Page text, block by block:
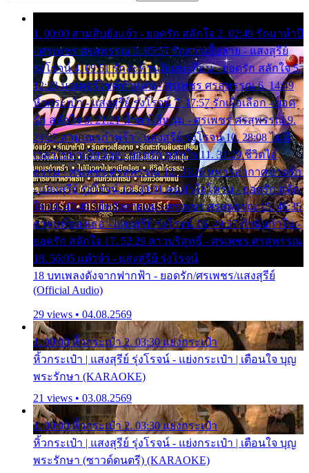
1. 00:00 สามสิบยังแจ๋ว - ยอดรัก สลักใจ 2. 02:49 รักมาห้าปี
- ศรเพชร ศรสุพรรณ 3. 05:57 รักสาวเสื้อลาย - แสงสุรีย์
รุ่งโรจน์ 4. 09:51 รักสะท้านดินสะเทือน - ยอดรัก สลักใจ 5.
12:23 มอเตอร์ไซค์ทำหล่น - ศรเพชร ศรสุพรรณ 6. 14:49
หิ้วกระเป๋า - แสงสุรีย์ รุ่งโรจน์ 7. 17:57 รักเผื่อเลือก - ยอด
รัก สลักใจ 8. 21:21 น้ำตาไอ้หนุ่ม - ศรเพชร ศรสุพรรณ 9.
24:27 สามเณรกำพร้า - แสงสุรีย์ รุ่งโรจน์ 10. 28:08 ไม่มี
เวลาไปหาเมียน้อย - ยอดรัก สลักใจ 11. 31:29 ชีวิตไอ้
ธรรม - ศรเพชร ศรสุพรรณ 12. 35:26 ทหารอากาศขาดรัก
- แสงสุรีย์ รุ่งโรจน์ 13. 39:01 คนหัวใจโทรม - ยอดรัก สลัก
ใจ 14. 42:49 ไอ้หวังตายแน่ - ศรเพชร ศรสุพรรณ 15. 46:35
ธาตุแท้ของเธอ - แสงสุรีย์ รุ่งโรจน์ 16. 49:57 กำนันกำใน -
ยอดรัก สลักใจ 17. 52:29 สาวบริสุทธิ์ - ศรเพชร ศรสุพรรณ
18. 56:05 แต๋วจ๋า - แสงสุรีย์ รุ่งโรจน์
18 บทเพลงดังจากฟากฟ้า - ยอดรัก/ศรเพชร/แสงสุรีย์
(Official Audio)
29 views • 04.08.2569
1. 00:00 หิ้วกระเป๋า 2. 03:30 แย่งกระเป๋า
หิ้วกระเป๋า | แสงสุรีย์ รุ่งโรจน์ - แย่งกระเป๋า | เตือนใจ บุญ
พระรักษา (KARAOKE)
21 views • 03.08.2569
1. 00:00 หิ้วกระเป๋า 2. 03:30 แย่งกระเป๋า
หิ้วกระเป๋า | แสงสุรีย์ รุ่งโรจน์ - แย่งกระเป๋า | เตือนใจ บุญ
พระรักษา (ซาวด์ดนตรี) (KARAOKE)